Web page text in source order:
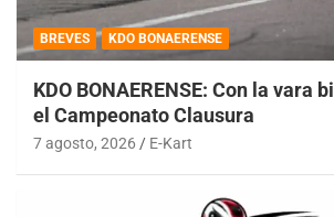
BREVES KDO BONAERENSE
KDO BONAERENSE: Con la vara
el Campeonato Clausura
7 agosto, 2026 E-Kart